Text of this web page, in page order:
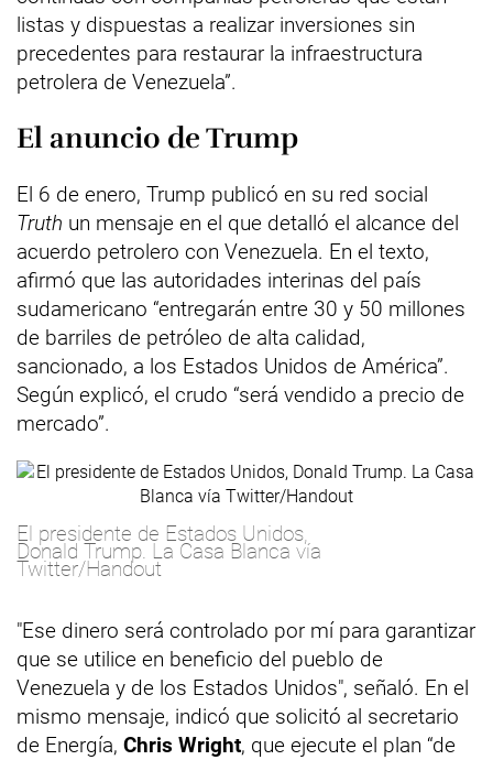
listas y dispuestas a realizar inversiones sin
precedentes para restaurar la infraestructura
petrolera de Venezuela”.
El anuncio de Trump
El 6 de enero, Trump publicó en su red social
Truth un mensaje en el que detalló el alcance del
acuerdo petrolero con Venezuela. En el texto,
afirmó que las autoridades interinas del país
sudamericano “entregarán entre 30 y 50 millones
de barriles de petróleo de alta calidad,
sancionado, a los Estados Unidos de América”.
Según explicó, el crudo “será vendido a precio de
mercado”.
El presidente de Estados Unidos,
Donald Trump. La Casa Blanca vía
Twitter/Handout
"Ese dinero será controlado por mí para garantizar
que se utilice en beneficio del pueblo de
Venezuela y de los Estados Unidos", señaló. En el
mismo mensaje, indicó que solicitó al secretario
de Energía, Chris Wright, que ejecute el plan “de